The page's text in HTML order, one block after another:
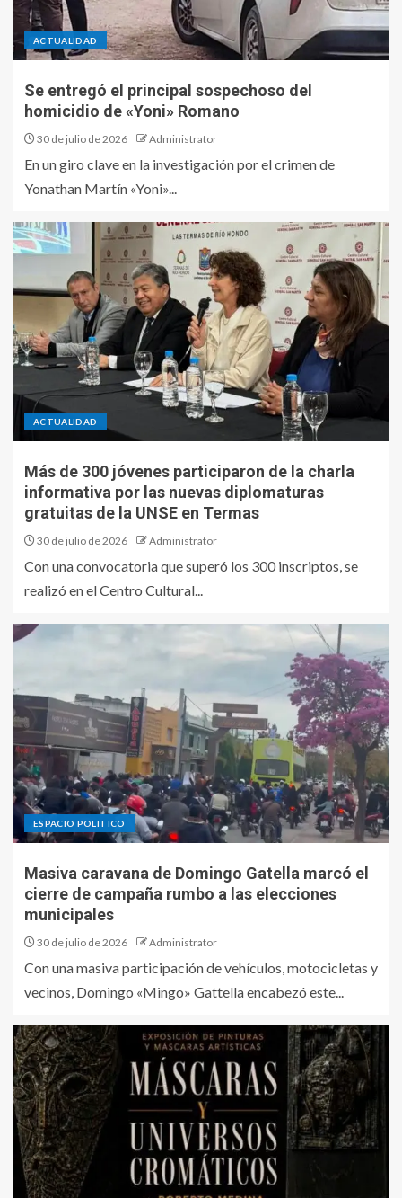
ACTUALIDAD
Se entregó el principal sospechoso del
homicidio de «Yoni» Romano
30 de julio de 2026 Administrator
En un giro clave en la investigación por el crimen de
Yonathan Martín «Yoni»...
ACTUALIDAD
Más de 300 jóvenes participaron de la charla
informativa por las nuevas diplomaturas
gratuitas de la UNSE en Termas
30 de julio de 2026 Administrator
Con una convocatoria que superó los 300 inscriptos, se
realizó en el Centro Cultural...
ESPACIO POLITICO
Masiva caravana de Domingo Gatella marcó el
cierre de campaña rumbo a las elecciones
municipales
30 de julio de 2026 Administrator
Con una masiva participación de vehículos, motocicletas y
vecinos, Domingo «Mingo» Gattella encabezó este...